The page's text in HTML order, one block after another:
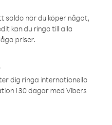
saldo när du köper något,
kan du ringa till alla
priser.
dig ringa internationella
i 30 dagar med Vibers